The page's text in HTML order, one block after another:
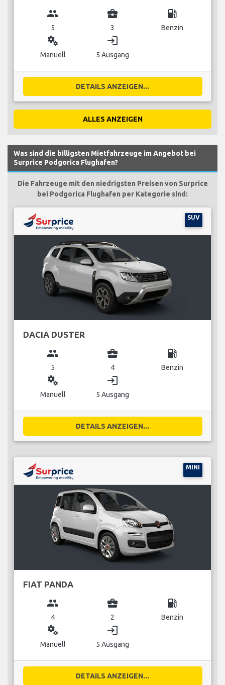
group
5
business_center
3
local_gas_station
Benzin
miscellaneous_services
Manuell
login
5 Ausgang
DETAILS ANZEIGEN...
ALLES ANZEIGEN
Was sind die billigsten Mietfahrzeuge im Angebot bei
Surprice Podgorica Flughafen?
Die Fahrzeuge mit den niedrigsten Preisen von Surprice
bei Podgorica Flughafen per Kategorie sind:
SUV
DACIA DUSTER
group
5
business_center
4
local_gas_station
Benzin
miscellaneous_services
Manuell
login
5 Ausgang
DETAILS ANZEIGEN...
MINI
FIAT PANDA
group
4
business_center
2
local_gas_station
Benzin
miscellaneous_services
Manuell
login
5 Ausgang
DETAILS ANZEIGEN...